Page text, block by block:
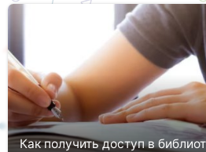
Как получить доступ в